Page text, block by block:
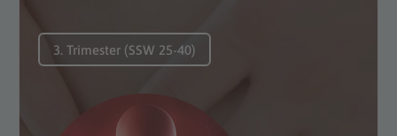
3. Trimester (SSW 25-40)